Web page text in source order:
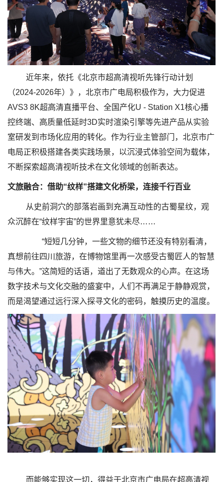
近年来，依托《北京市超高清视听先锋行动计划
（2024-2026年）》，北京市广电局积极作为，大力促进
AVS3 8K超高清直播平台、全国产化U - Station X1核心播
控终端、高质量低延时3D实时渲染引擎等先进产品从实验
室研发到市场化应用的转化。作为行业主管部门，北京市广
电局正积极搭建各类实践场景，以沉浸式体验空间为载体，
不断探索超高清视听技术在文化领域的创新表达。
文旅融合：借助“纹样”搭建文化桥梁，连接千行百业
从史前洞穴的部落岩画到充满互动性的古蜀星纹，观
众沉醉在“纹样宇宙”的世界里意犹未尽……
“短短几分钟，一些文物的细节还没有特别看清，
真想前往四川旅游，在博物馆里再一次感受古蜀匠人的智慧
与伟大。”这简短的话语，道出了无数观众的心声。在这场
数字技术与文化交融的盛宴中，人们不再满足于静静观赏，
而是渴望通过远行深入探寻文化的密码，触摸历史的温度。
而能够实现这一切，得益于北京市广电局在超高清视